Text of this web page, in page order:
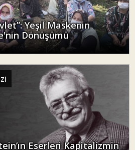
Yeşil Maskenin
Dönüşümü
Eserleri Kapitalizmin